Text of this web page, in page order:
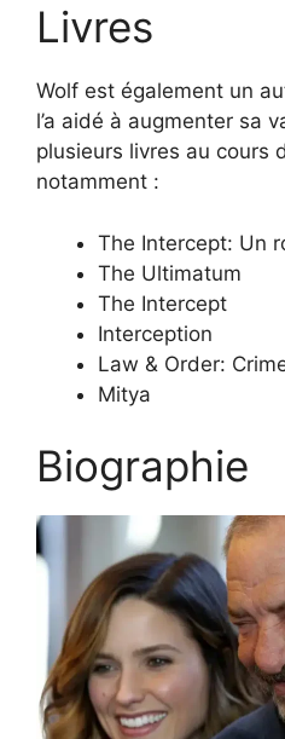
Livres
Wolf est également un
l’a aidé à augmenter sa
plusieurs livres au cours
notamment :
The Intercept: Un
The Ultimatum
The Intercept
Interception
Law & Order:
Mitya
Biographie